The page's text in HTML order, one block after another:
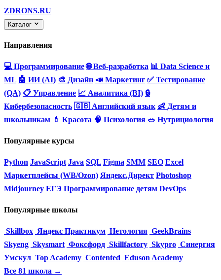
ZDRONS.RU
Каталог
Направления
💻 Программирование 🌐 Веб-разработка 📊 Data Science и
ML 🤖 ИИ (AI) 🎨 Дизайн 📣 Маркетинг ✅ Тестирование
(QA) 📋 Управление 📈 Аналитика (BI) 🔒
Кибербезопасность 🇬🇧 Английский язык 👶 Детям и
школьникам 💄 Красота 🧠 Психология 🥗 Нутрициология
Популярные курсы
Python JavaScript Java SQL Figma SMM SEO Excel
Маркетплейсы (WB/Ozon) Яндекс.Директ Photoshop
Midjourney ЕГЭ Программирование детям DevOps
Популярные школы
Skillbox Яндекс Практикум Нетология GeekBrains
Skyeng Skysmart Фоксфорд Skillfactory Skypro Синергия
Умскул Top Academy Contented Eduson Academy
Все 81 школа →